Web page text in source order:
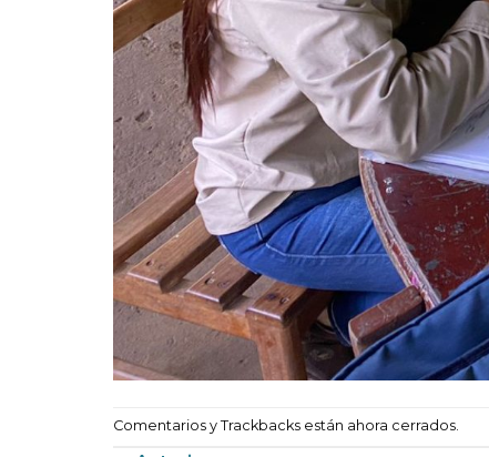
Comentarios y Trackbacks están ahora cerrados.